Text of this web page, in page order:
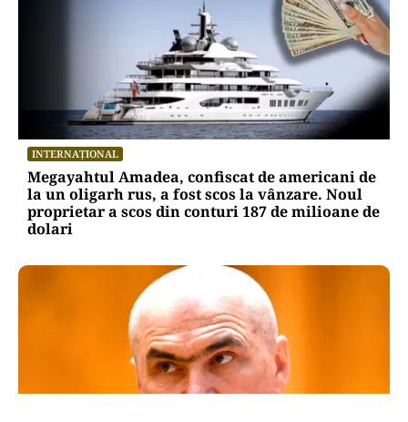
INTERNAȚIONAL
Megayahtul Amadea, confiscat de americani de
la un oligarh rus, a fost scos la vânzare. Noul
proprietar a scos din conturi 187 de milioane de
dolari